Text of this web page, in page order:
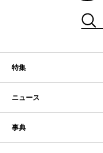
特集
ニュース
事典